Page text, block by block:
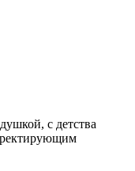
с детства